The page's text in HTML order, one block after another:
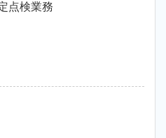
点検業務